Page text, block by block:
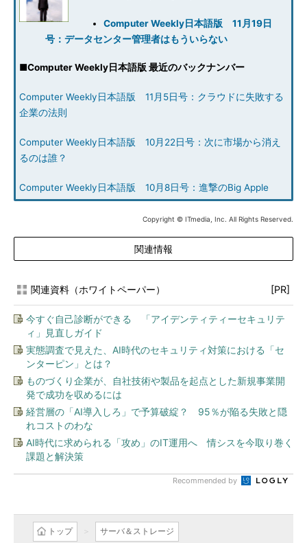
Computer Weekly日本語版 11月19日
号：データセンター管理者はもういらない
■Computer Weekly日本語版 最近のバックナンバー
Computer Weekly日本語版 11月5日号：クラウドに失敗する
企業の法則
Computer Weekly日本語版 10月22日号：次に市場から消え
るのは誰？
Computer Weekly日本語版 10月8日号：進撃のBig Apple
Copyright © ITmedia, Inc. All Rights Reserved.
関連情報
関連資料（ホワイトペーパー） [PR]
今すぐ自己診断ができる 「アイデンティティーセキュリテ
ィ」見直しガイド
実態調査で見えた、AI時代のセキュリティ対策における「セ
ンターピン」とは？
ものづくり企業が、自社技術や製品を起点とした新規事業開
発で成功を収めるには
経営層の「AI導入しろ」で予算破綻？ 95％が陥る失敗と隠
れコストのわな
AI時代に求められる「攻め」のIT運用へ 情シスを今取り巻く
課題と解決策
Recommended by
トップ サーバ＆ストレージ